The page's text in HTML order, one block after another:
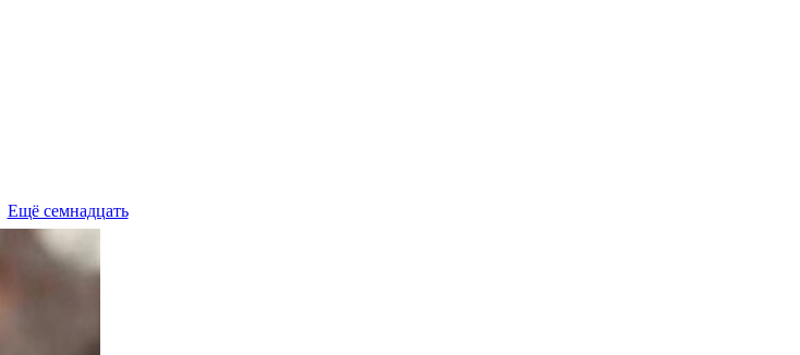
Ещё семнадцать